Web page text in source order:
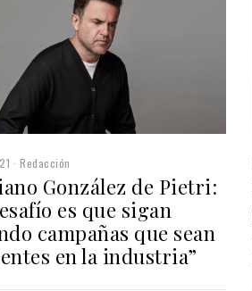
Redacción
González de Pietri:
es que sigan
campañas que sean
en la industria”